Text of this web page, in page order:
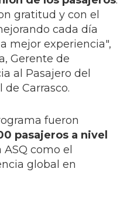
gratitud y con el
cada día
mejor experiencia",
Gerente de
al Pasajero del
Carrasco.
fueron
pasajeros a nivel
como el
global en